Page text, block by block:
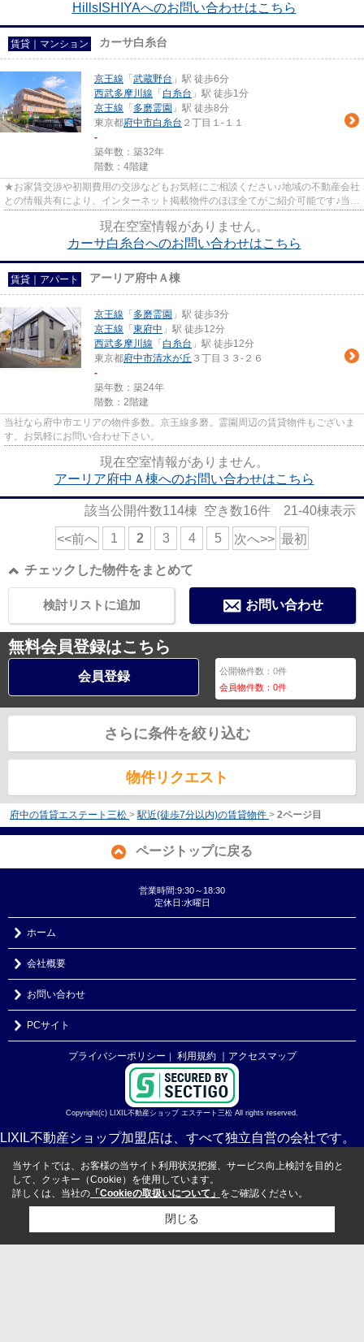
HillsISHIYAへのお問い合わせはこちら
賃貸｜マンション カーサ白糸台
京王線 「 武蔵野台 」駅 徒歩6分
西武多摩川線 「 白糸台 」駅 徒歩1分
京王線 「 多磨霊園 」駅 徒歩8分
東京都府中市白糸台 ２丁目１-１１
-
築年数：築32年
階数：4階建
★お家賃交渉や初期費用の交渉などもお気軽にご相談ください♪地域の不動産会社
との情報共有により、インターネット掲載物件のほぼ全てがご紹介可能です♪当店
現在空室情報がありません。
カーサ白糸台へのお問い合わせはこちら
賃貸｜アパート アーリア府中Ａ棟
京王線 「 多磨霊園 」駅 徒歩3分
京王線 「 東府中 」駅 徒歩12分
西武多摩川線 「 白糸台 」駅 徒歩12分
東京都府中市清水が丘 ３丁目３３-２６
-
築年数：築24年
階数：2階建
当社なら府中市エリアの物件多数。京王線多磨。霊園周辺の賃貸物件もございま
す。お気軽にお問い合わせ下さい。
現在空室情報がありません。
アーリア府中Ａ棟へのお問い合わせはこちら
該当公開件数114棟 空き数16件 21-40棟表示
<<前へ 1 2 3 4 5 次へ>> 最初
チェックした物件をまとめて
お問い合わせ
検討リストに追加
無料会員登録はこちら
会員登録 公開物件数：0件
会員物件数：0件
さらに条件を絞り込む
物件リクエスト
府中の賃貸エステート三松 > 駅近(徒歩7分以内)の賃貸物件 > 2ページ目
ページトップに戻る
営業時間:9:30～18:30
定休日:水曜日
ホーム
会社概要
お問い合わせ
PCサイト
プライバシーポリシー ｜ 利用規約 ｜アクセスマップ
Copyright(c) LIXIL不動産ショップ エステート三松 All rights reserved.
LIXIL不動産ショップ加盟店は、すべて独立自営の会社です。
当サイトでは、お客様の当サイト利用状況把握、サービス向上検討を目的と
して、クッキー（Cookie）を使用しています。
詳しくは、当社の 「Cookieの取扱いについて」 をご確認ください。
閉じる